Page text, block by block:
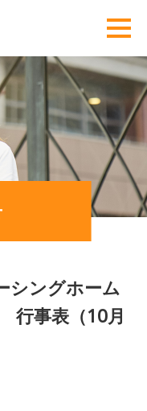
シングホーム
行事表（10月